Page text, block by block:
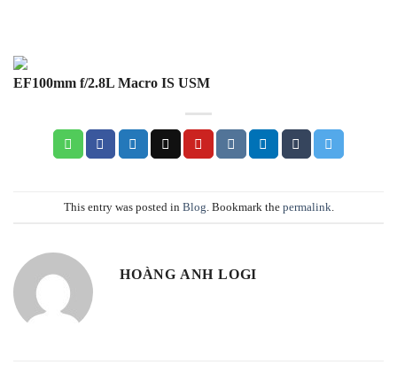
EF100mm f/2.8L Macro IS USM
This entry was posted in Blog . Bookmark the permalink
HOÀNG ANH LOGI